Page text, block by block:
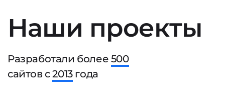
Наши проекты
Разработали более 500
сайтов с2013года